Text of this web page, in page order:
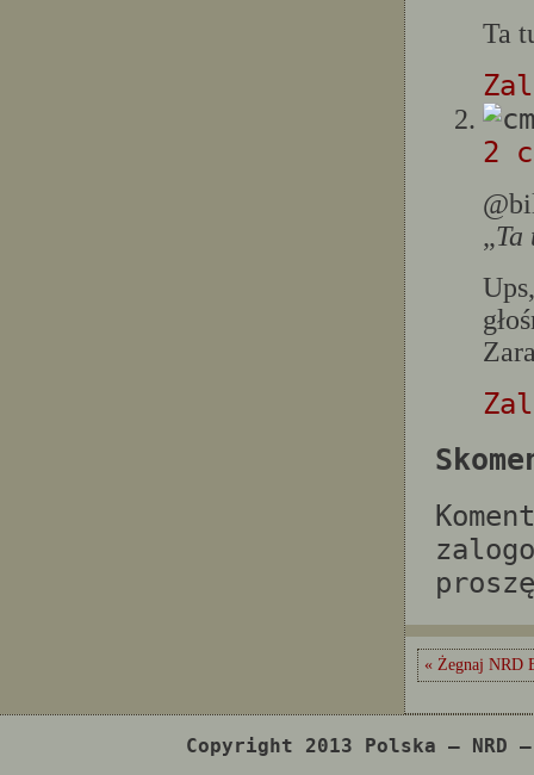
Ta
2
„Ta
« Żegnaj NRD
Copyright 2013 Polska –